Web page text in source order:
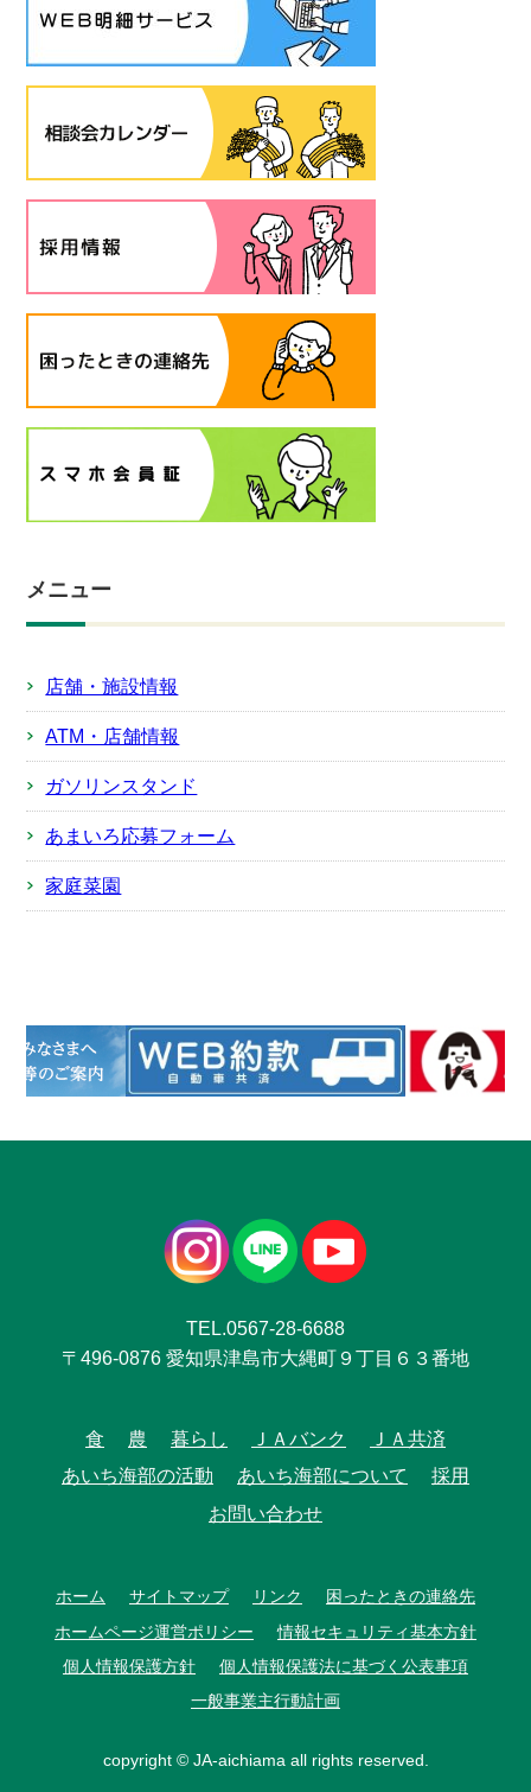
メニュー
店舗・施設情報
ATM・店舗情報
ガソリンスタンド
あまいろ応募フォーム
家庭菜園
TEL.0567-28-6688
〒496-0876 愛知県津島市大縄町９丁目６３番地
食 農 暮らし ＪＡバンク
ＪＡ共済
あいち海部の活動
あいち海部について
採用
お問い合わせ
ホーム サイトマップ リンク
困ったときの連絡先
ホームページ運営ポリシー
情報セキュリティ基本方針
個人情報保護方針
個人情報保護法に基づく公表事項
一般事業主行動計画
copyright © JA-aichiama all rights reserved.